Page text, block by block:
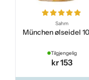
Sahm
München ølseidel
Tilgjengelig
kr 153